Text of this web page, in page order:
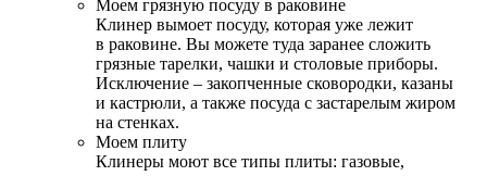
Моем грязную посуду в раковине
Клинер вымоет посуду, которая уже лежит
в раковине. Вы можете туда заранее сложить
грязные тарелки, чашки и столовые приборы.
Исключение – закопченные сковородки, казаны
и кастрюли, а также посуда с застарелым жиром
на стенках.
Моем плиту
Клинеры моют все типы плиты: газовые,